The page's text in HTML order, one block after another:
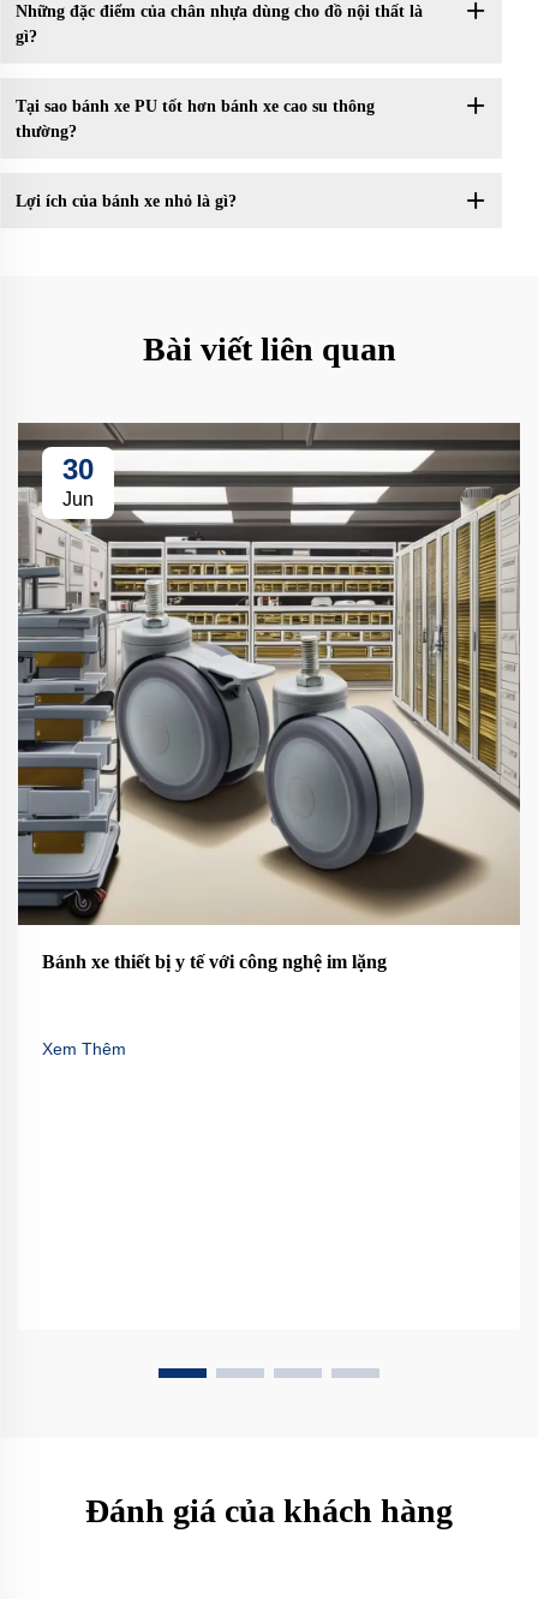
Những đặc điểm của chân nhựa dùng cho đồ nội thất là
gì?
Tại sao bánh xe PU tốt hơn bánh xe cao su thông
thường?
Lợi ích của bánh xe nhỏ là gì?
Bài viết liên quan
30
Jun
Bánh xe thiết bị y tế với công nghệ im lặng
Xem Thêm
Đánh giá của khách hàng